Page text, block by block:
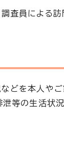
査員による訪
どを本人や
泄等の生活状